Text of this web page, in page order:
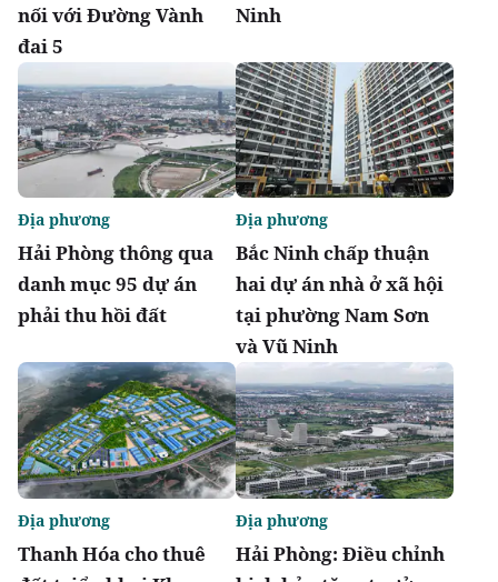
nối với Đường Vành
đai 5
Ninh
Hải Phòng thông qua
danh mục 95 dự án
phải thu hồi đất
Địa phương
Bắc Ninh chấp thuận
hai dự án nhà ở xã hội
tại phường Nam Sơn
và Vũ Ninh
Địa phương
Thanh Hóa cho thuê
Địa phương
Hải Phòng: Điều chỉnh
Địa phương